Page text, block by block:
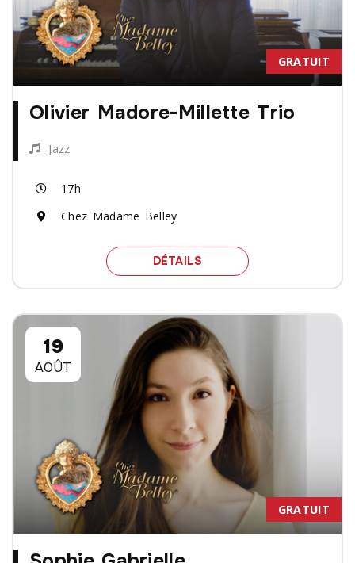
GRATUIT
Olivier Madore-Millette Trio
Jazz
17h
Chez Madame Belley
DÉTAILS SPECTACLE OLIVIER
19
AOÛT
GRATUIT